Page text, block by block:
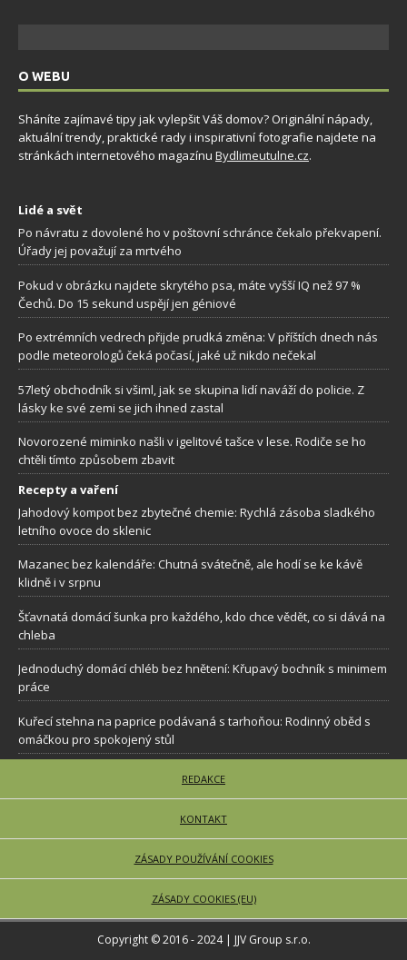
O WEBU
Sháníte zajímavé tipy jak vylepšit Váš domov? Originální nápady,
aktuální trendy, praktické rady i inspirativní fotografie najdete na
stránkách internetového magazínu Bydlimeutulne.cz.
Lidé a svět
Po návratu z dovolené ho v poštovní schránce čekalo překvapení.
Úřady jej považují za mrtvého
Pokud v obrázku najdete skrytého psa, máte vyšší IQ než 97 %
Čechů. Do 15 sekund uspějí jen géniové
Po extrémních vedrech přijde prudká změna: V příštích dnech nás
podle meteorologů čeká počasí, jaké už nikdo nečekal
57letý obchodník si všiml, jak se skupina lidí naváží do policie. Z
lásky ke své zemi se jich ihned zastal
Novorozené miminko našli v igelitové tašce v lese. Rodiče se ho
chtěli tímto způsobem zbavit
Recepty a vaření
Jahodový kompot bez zbytečné chemie: Rychlá zásoba sladkého
letního ovoce do sklenic
Mazanec bez kalendáře: Chutná svátečně, ale hodí se ke kávě
klidně i v srpnu
Šťavnatá domácí šunka pro každého, kdo chce vědět, co si dává na
chleba
Jednoduchý domácí chléb bez hnětení: Křupavý bochník s minimem
práce
Kuřecí stehna na paprice podávaná s tarhoňou: Rodinný oběd s
omáčkou pro spokojený stůl
REDAKCE
KONTAKT
ZÁSADY POUŽÍVÁNÍ COOKIES
ZÁSADY COOKIES (EU)
Copyright © 2016 - 2024 | JJV Group s.r.o.